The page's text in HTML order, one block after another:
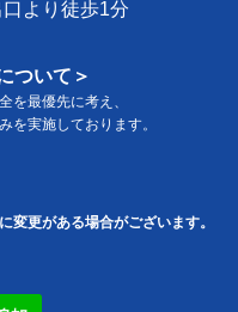
より徒歩1分
ついて＞
を最優先に考え、
を実施しております。
更がある場合がございます。